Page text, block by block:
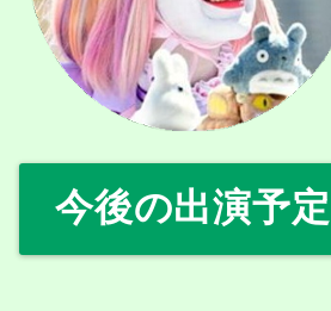
今後の出演予定